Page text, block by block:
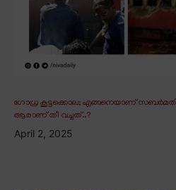
ഗോധ്ര കൂട്ടക്കൊല; എങ്ങനെയാണ് സബർമതി
ആരാണ് തീ വച്ചത്..?
April 2, 2025